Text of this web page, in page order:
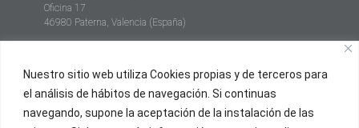
Nuestro sitio web utiliza Cookies propias y de terceros para
el análisis de hábitos de navegación. Si continuas
navegando, supone la aceptación de la instalación de las
Oficina 17
46980 Paterna, Valencia (España)
info@proxium.es